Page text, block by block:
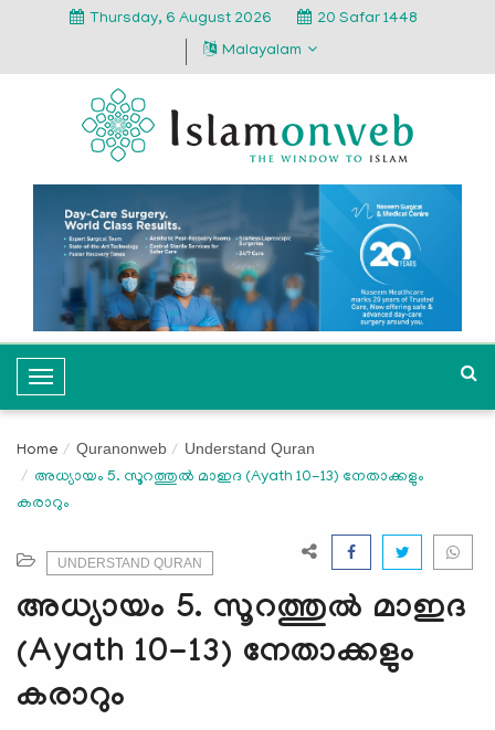
Thursday, 6 August 2026
20 Safar 1448
Malayalam
T
o
g
l
e
v
i
g
t
Home Quranonweb Understand Quran
അധ്യായം 5. സൂറത്തുല്‍ മാഇദ (Ayath 10-13) നേതാക്കളും
കരാറും
UNDERSTAND QURAN
അധ്യായം 5. സൂറത്തുല്‍ മാഇദ
(Ayath 10-13) നേതാക്കളും
കരാറും